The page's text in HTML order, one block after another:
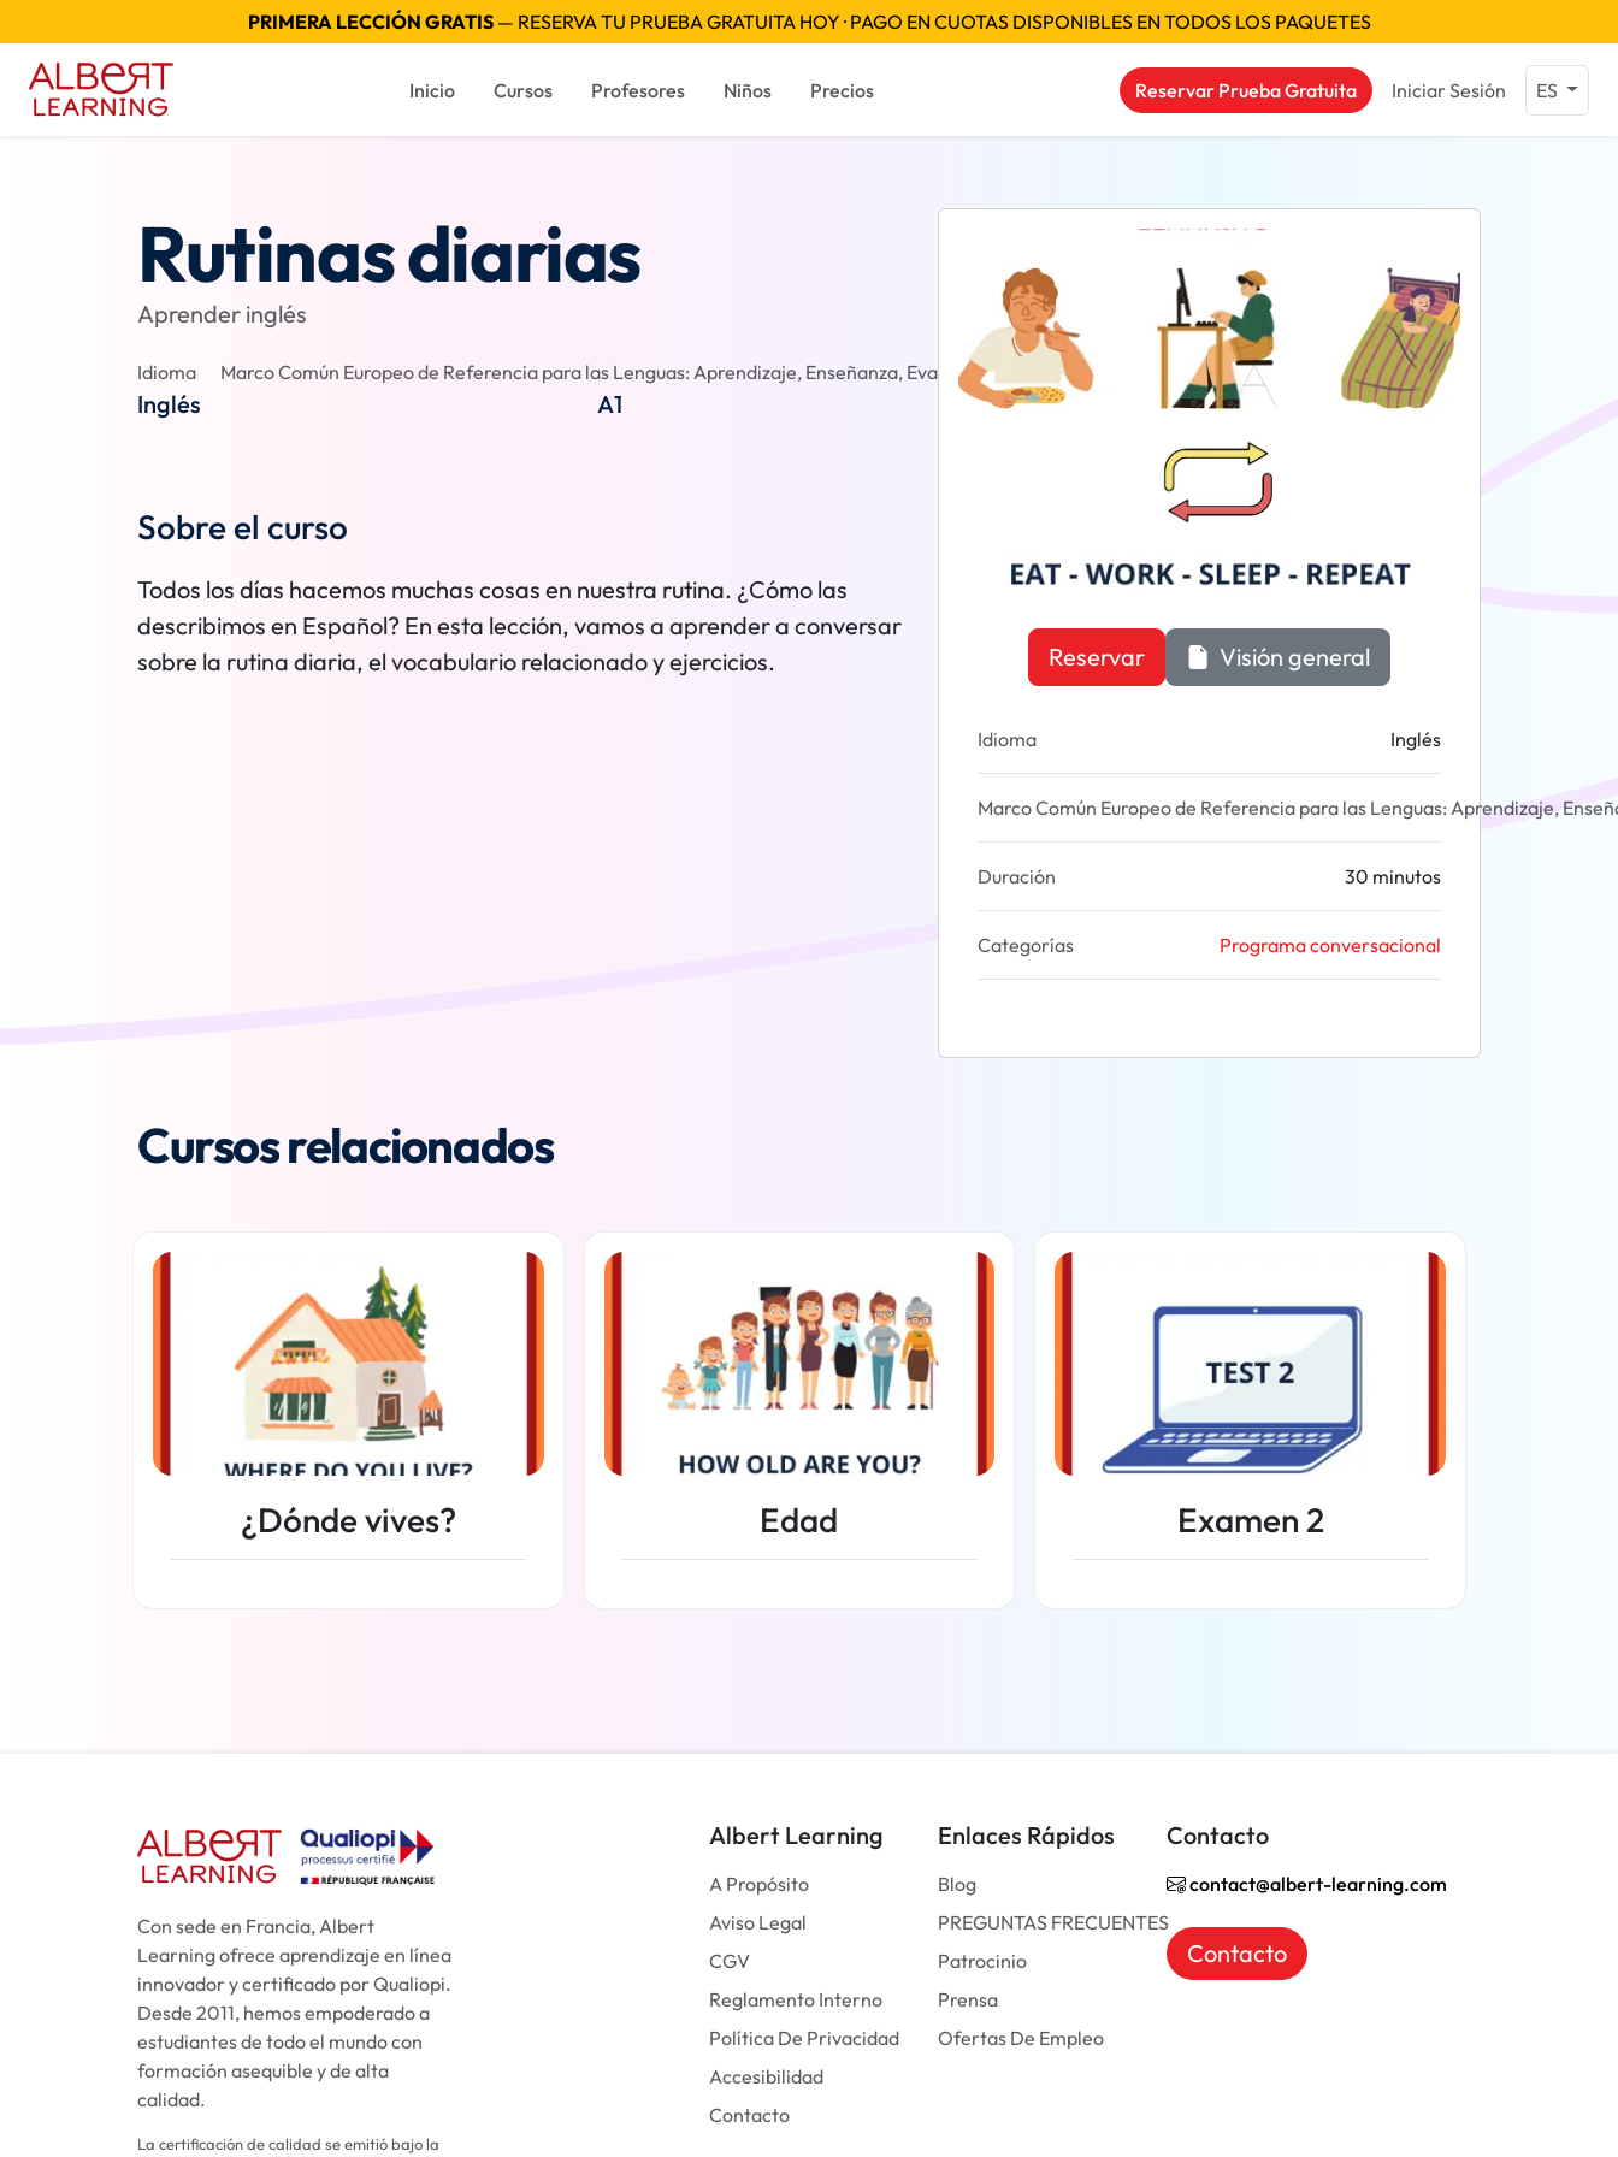
PRIMERA LECCIÓN GRATIS— RESERVA TU PRUEBA GRATUITA HOY · PAGO EN CUOTAS DISPONIBLES EN TODOS LOS PAQUETES
Inicio Cursos Profesores Niños Precios Reservar Prueba Gratuita Iniciar Sesión ES
Rutinas diarias
Aprender inglés
Idioma
Inglés
Marco Común Europeo de Referencia para las Lenguas: Aprendizaje, Enseñanza, Evaluación
A1
Reseñas
Sobre el curso
Todos los días hacemos muchas cosas en nuestra rutina. ¿Cómo las
describimos en Español? En esta lección, vamos a aprender a conversar
sobre la rutina diaria, el vocabulario relacionado y ejercicios.
Reservar Visión general
Idioma Inglés
Marco Común Europeo de Referencia para las Lenguas: Aprendizaje,
Duración 30 minutos
Categorías Programa conversacional
Cursos relacionados
¿Dónde vives? Edad Examen 2
Con sede en Francia, Albert
Learning ofrece aprendizaje en línea
innovador y certificado por Qualiopi.
Desde 2011, hemos empoderado a
estudiantes de todo el mundo con
formación asequible y de alta
calidad.
La certificación de calidad se emitió bajo la
Albert Learning
A Propósito
Aviso Legal
CGV
Reglamento Interno
Política De Privacidad
Accesibilidad
Contacto
Enlaces Rápidos
Blog
PREGUNTAS FRECUENTES
Patrocinio
Prensa
Ofertas De Empleo
Contacto
contact@albert-learning.com
Contacto